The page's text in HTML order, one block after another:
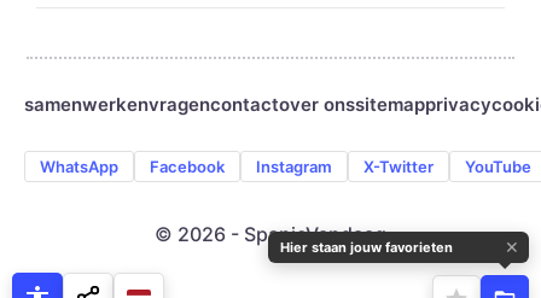
samenwerkenvragencontactover onssitemapprivacy
WhatsApp Facebook Instagram X-Twitter YouTube
© 2026 - SpanjeVandaag
Hier staan jouw favorieten ✕